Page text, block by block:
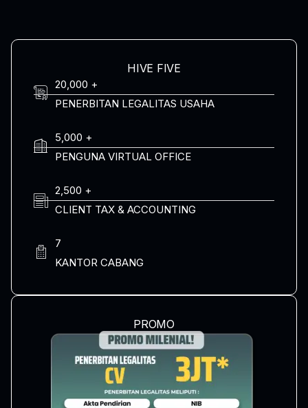
HIVE FIVE
20,000 +
PENERBITAN LEGALITAS USAHA
5,000 +
PENGUNA VIRTUAL OFFICE
2,500 +
CLIENT TAX & ACCOUNTING
7
KANTOR CABANG
PROMO